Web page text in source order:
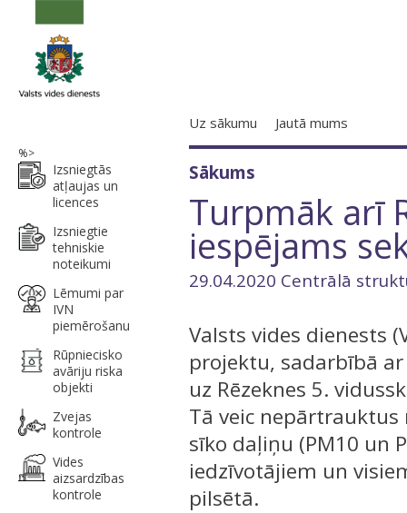
Uz sākumu Jautā mums
%>
Izsniegtās
atļaujas un
licences
Izsniegtie
tehniskie
noteikumi
Lēmumi par
IVN
piemērošanu
Rūpniecisko
avāriju riska
objekti
Zvejas
kontrole
Vides
aizsardzības
kontrole
Sākums
Turpmāk arī
iespējams
29.04.2020 Centrālā
Valsts vides dienests
projektu, sadarbībā
uz Rēzeknes 5.
Tā veic
sīko daļiņu (PM10 un
iedzīvotājiem un
pilsētā.